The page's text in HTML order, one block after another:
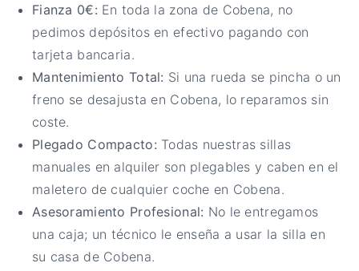
Fianza 0€: En toda la zona de Cobena, no
pedimos depósitos en efectivo pagando con
tarjeta bancaria.
Mantenimiento Total: Si una rueda se pincha o un
freno se desajusta en Cobena, lo reparamos sin
coste.
Plegado Compacto: Todas nuestras sillas
manuales en alquiler son plegables y caben en el
maletero de cualquier coche en Cobena.
Asesoramiento Profesional: No le entregamos
una caja; un técnico le enseña a usar la silla en
su casa de Cobena.